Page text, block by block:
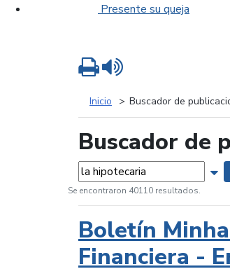
Presente su queja
Inicio Buscador de
Buscador de
Palabras...
Se encontraron 40110 resultados.
Boletín
Financiera -
Imprimir